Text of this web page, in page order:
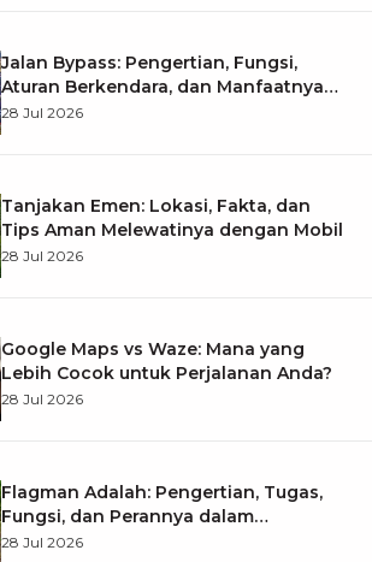
Jalan Bypass: Pengertian, Fungsi,
Aturan Berkendara, dan Manfaatnya
bagi Pengguna Jalan
28 Jul 2026
Tanjakan Emen: Lokasi, Fakta, dan
Tips Aman Melewatinya dengan Mobil
28 Jul 2026
Google Maps vs Waze: Mana yang
Lebih Cocok untuk Perjalanan Anda?
28 Jul 2026
Flagman Adalah: Pengertian, Tugas,
Fungsi, dan Perannya dalam
Keselamatan Lalu Lintas
28 Jul 2026